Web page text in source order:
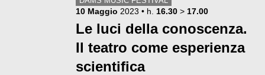
10 Maggio 2023 • h. 16.30 > 17.00
Le luci della conoscenza.
Il teatro come esperienza
scientifica